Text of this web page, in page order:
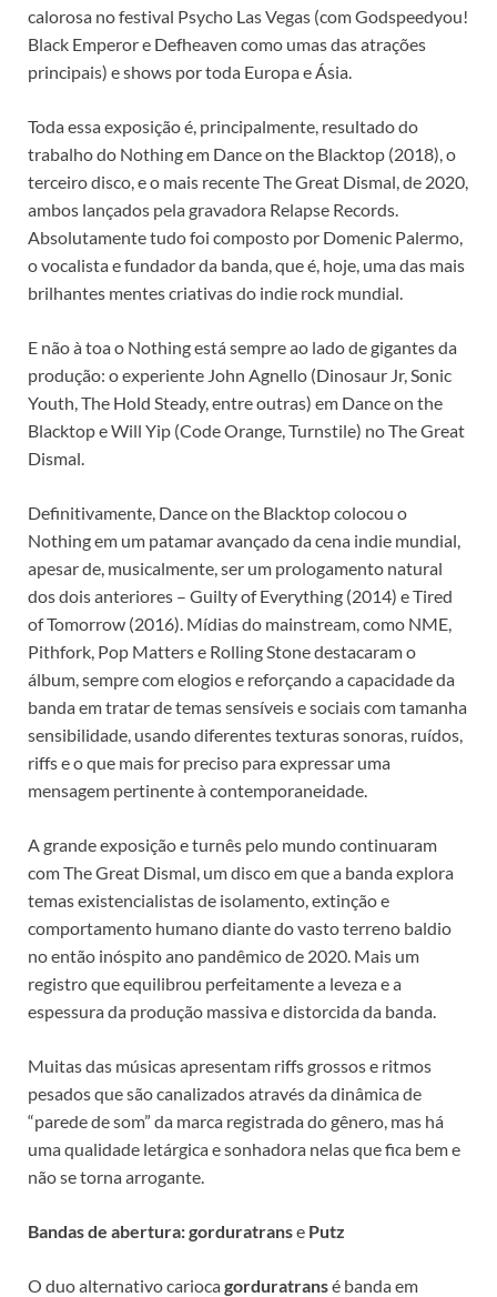
calorosa no festival Psycho Las Vegas (com Godspeedyou!
Black Emperor e Defheaven como umas das atrações
principais) e shows por toda Europa e Ásia.
Toda essa exposição é, principalmente, resultado do
trabalho do Nothing em Dance on the Blacktop (2018), o
terceiro disco, e o mais recente The Great Dismal, de 2020,
ambos lançados pela gravadora Relapse Records.
Absolutamente tudo foi composto por Domenic Palermo,
o vocalista e fundador da banda, que é, hoje, uma das mais
brilhantes mentes criativas do indie rock mundial.
E não à toa o Nothing está sempre ao lado de gigantes da
produção: o experiente John Agnello (Dinosaur Jr, Sonic
Youth, The Hold Steady, entre outras) em Dance on the
Blacktop e Will Yip (Code Orange, Turnstile) no The Great
Dismal.
Definitivamente, Dance on the Blacktop colocou o
Nothing em um patamar avançado da cena indie mundial,
apesar de, musicalmente, ser um prologamento natural
dos dois anteriores – Guilty of Everything (2014) e Tired
of Tomorrow (2016). Mídias do mainstream, como NME,
Pithfork, Pop Matters e Rolling Stone destacaram o
álbum, sempre com elogios e reforçando a capacidade da
banda em tratar de temas sensíveis e sociais com tamanha
sensibilidade, usando diferentes texturas sonoras, ruídos,
riffs e o que mais for preciso para expressar uma
mensagem pertinente à contemporaneidade.
A grande exposição e turnês pelo mundo continuaram
com The Great Dismal, um disco em que a banda explora
temas existencialistas de isolamento, extinção e
comportamento humano diante do vasto terreno baldio
no então inóspito ano pandêmico de 2020. Mais um
registro que equilibrou perfeitamente a leveza e a
espessura da produção massiva e distorcida da banda.
Muitas das músicas apresentam riffs grossos e ritmos
pesados que são canalizados através da dinâmica de
“parede de som” da marca registrada do gênero, mas há
uma qualidade letárgica e sonhadora nelas que fica bem e
não se torna arrogante.
Bandas de abertura: gorduratranse Putz
O duo alternativo cariocagorduratransé banda em